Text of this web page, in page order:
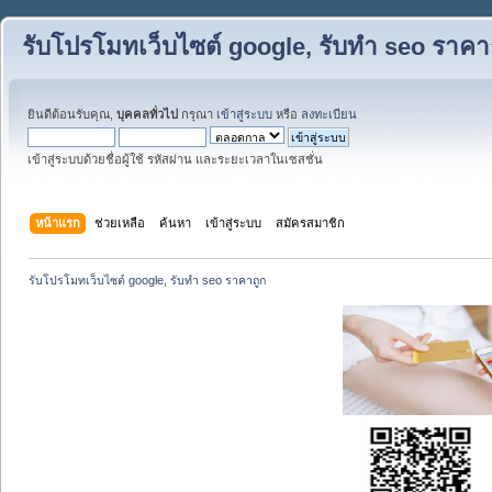
รับโปรโมทเว็บไซต์ google, รับทำ seo ราค
ยินดีต้อนรับคุณ, บุคคลทั่วไป กรุณา เข้าสู่ระบบ หรือ ลงทะเบียน
เข้าสู่ระบบด้วยชื่อผู้ใช้ รหัสผ่าน และระยะเวลาในเซสชั่น
หน้าแรก ช่วยเหลือ ค้นหา เข้าสู่ระบบ สมัครสมาชิก
รับโปรโมทเว็บไซต์ google, รับทำ seo ราคาถูก